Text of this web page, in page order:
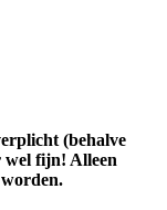
(behalve
fijn! Alleen